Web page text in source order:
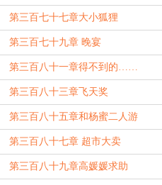
第三百七十七章大小狐狸
第三百七十九章 晚宴
第三百八十一章得不到的……
第三百八十三章飞天奖
第三百八十五章和杨蜜二人游
第三百八十七章 超市大卖
第三百八十九章高媛媛求助